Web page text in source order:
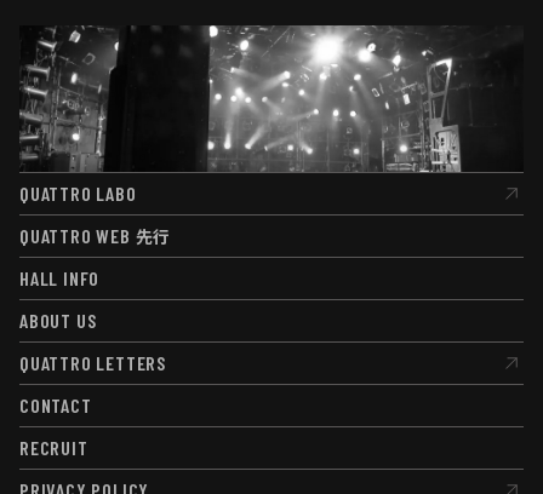
QUATTRO LABO
QUATTRO LABO
QUATTRO WEB 先行
QUATTRO WEB先行
HALL INFO
HALL INFO
ABOUT US
ABOUT US
QUATTRO LETTERS
QUATTRO LETTERS
CONTACT
CONTACT
RECRUIT
RECRUIT
PRIVACY POLICY